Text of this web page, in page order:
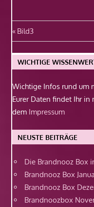
Vorheriger
Beitrag:
Bild3
WICHTIGE
Wichtige Infos rund um
Eurer Daten findet Ihr in
dem Impressum
NEUSTE BEITRÄGE
Die Brandnooz Box
Brandnooz Box
Brandnooz Box
Brandnoozbox